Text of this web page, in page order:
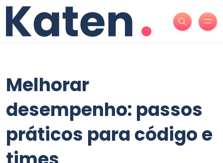
Melhorar
desempenho: passos
práticos para código e